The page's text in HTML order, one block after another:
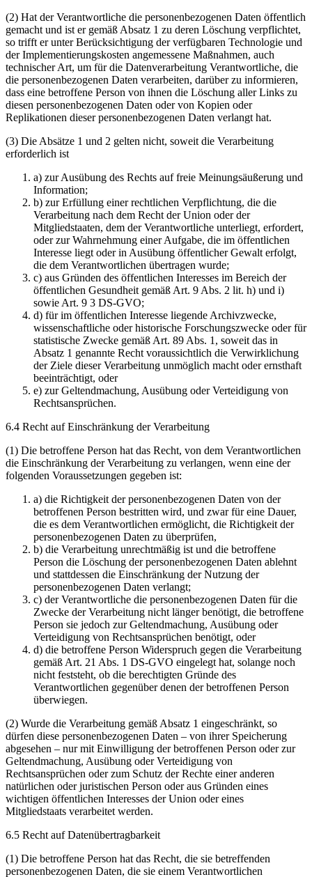
(2) Hat der Verantwortliche die personenbezogenen Daten öffentlich
gemacht und ist er gemäß Absatz 1 zu deren Löschung verpflichtet,
so trifft er unter Berücksichtigung der verfügbaren Technologie und
der Implementierungskosten angemessene Maßnahmen, auch
technischer Art, um für die Datenverarbeitung Verantwortliche, die
die personenbezogenen Daten verarbeiten, darüber zu informieren,
dass eine betroffene Person von ihnen die Löschung aller Links zu
diesen personenbezogenen Daten oder von Kopien oder
Replikationen dieser personenbezogenen Daten verlangt hat.
(3) Die Absätze 1 und 2 gelten nicht, soweit die Verarbeitung
erforderlich ist
a) zur Ausübung des Rechts auf freie Meinungsäußerung und
Information;
b) zur Erfüllung einer rechtlichen Verpflichtung, die die
Verarbeitung nach dem Recht der Union oder der
Mitgliedstaaten, dem der Verantwortliche unterliegt, erfordert,
oder zur Wahrnehmung einer Aufgabe, die im öffentlichen
Interesse liegt oder in Ausübung öffentlicher Gewalt erfolgt,
die dem Verantwortlichen übertragen wurde;
c) aus Gründen des öffentlichen Interesses im Bereich der
öffentlichen Gesundheit gemäß Art. 9 Abs. 2 lit. h) und i)
sowie Art. 9 3 DS-GVO;
d) für im öffentlichen Interesse liegende Archivzwecke,
wissenschaftliche oder historische Forschungszwecke oder für
statistische Zwecke gemäß Art. 89 Abs. 1, soweit das in
Absatz 1 genannte Recht voraussichtlich die Verwirklichung
der Ziele dieser Verarbeitung unmöglich macht oder ernsthaft
beeinträchtigt, oder
e) zur Geltendmachung, Ausübung oder Verteidigung von
Rechtsansprüchen.
6.4 Recht auf Einschränkung der Verarbeitung
(1) Die betroffene Person hat das Recht, von dem Verantwortlichen
die Einschränkung der Verarbeitung zu verlangen, wenn eine der
folgenden Voraussetzungen gegeben ist:
a) die Richtigkeit der personenbezogenen Daten von der
betroffenen Person bestritten wird, und zwar für eine Dauer,
die es dem Verantwortlichen ermöglicht, die Richtigkeit der
personenbezogenen Daten zu überprüfen,
b) die Verarbeitung unrechtmäßig ist und die betroffene
Person die Löschung der personenbezogenen Daten ablehnt
und stattdessen die Einschränkung der Nutzung der
personenbezogenen Daten verlangt;
c) der Verantwortliche die personenbezogenen Daten für die
Zwecke der Verarbeitung nicht länger benötigt, die betroffene
Person sie jedoch zur Geltendmachung, Ausübung oder
Verteidigung von Rechtsansprüchen benötigt, oder
d) die betroffene Person Widerspruch gegen die Verarbeitung
gemäß Art. 21 Abs. 1 DS-GVO eingelegt hat, solange noch
nicht feststeht, ob die berechtigten Gründe des
Verantwortlichen gegenüber denen der betroffenen Person
überwiegen.
(2) Wurde die Verarbeitung gemäß Absatz 1 eingeschränkt, so
dürfen diese personenbezogenen Daten – von ihrer Speicherung
abgesehen – nur mit Einwilligung der betroffenen Person oder zur
Geltendmachung, Ausübung oder Verteidigung von
Rechtsansprüchen oder zum Schutz der Rechte einer anderen
natürlichen oder juristischen Person oder aus Gründen eines
wichtigen öffentlichen Interesses der Union oder eines
Mitgliedstaats verarbeitet werden.
6.5 Recht auf Datenübertragbarkeit
(1) Die betroffene Person hat das Recht, die sie betreffenden
personenbezogenen Daten, die sie einem Verantwortlichen